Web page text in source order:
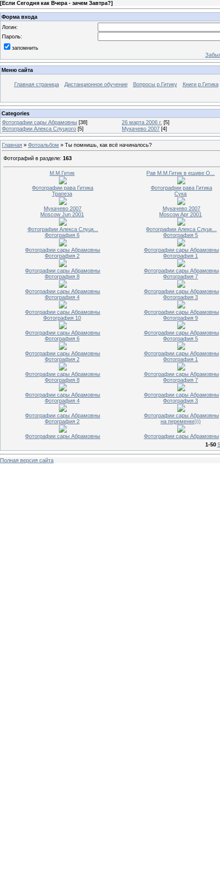
[Если Сегодня как Вчера - зачем Завтра?]
Форма входа
Логин:
Пароль:
запомнить
Меню сайта
Главная страница Дистанционное обучение Вопросы р.Гитику Книги р.Гитика
Categories
Фотографии сары Абрамовны [38] 26 марта 2006 г. [5]
Фотографии Алекса Слуцкого [5] Мукачево 2007 [4]
Главная » Фотоальбом » Ты помнишь, как всё начиналось?
Фотографий в разделе: 163
М.М.Гитик
Фотографии рава Гитика
Рав М.М.Гитик в ешиве О...
Фотографии рава Гитика
Трапеза
Мукачево 2007
Сука
Мукачево 2007
Moscow Jun 2001
Фотографии Алекса Слуцк...
Moscow Apr 2001
Фотографии Алекса Слуцк...
Фотография 6
Фотографии сары Абрамовны
Фотография 5
Фотографии сары Абрамовны
Фотография 2
Фотографии сары Абрамовны
Фотография 1
Фотографии сары Абрамовны
Фотография 8
Фотографии сары Абрамовны
Фотография 7
Фотографии сары Абрамовны
Фотография 4
Фотографии сары Абрамовны
Фотография 3
Фотографии сары Абрамовны
Фотография 10
Фотографии сары Абрамовны
Фотография 9
Фотографии сары Абрамовны
Фотография 6
Фотографии сары Абрамовны
Фотография 5
Фотографии сары Абрамовны
Фотография 2
Фотографии сары Абрамовны
Фотография 1
Фотографии сары Абрамовны
Фотография 8
Фотографии сары Абрамовны
Фотография 7
Фотографии сары Абрамовны
Фотография 4
Фотографии сары Абрамовны
Фотография 3
Фотографии сары Абрамовны
Фотография 2
Фотографии сары Абрамовны
на переменке)))
Фотографии сары Абрамовны
1-50
Полная версия сайта